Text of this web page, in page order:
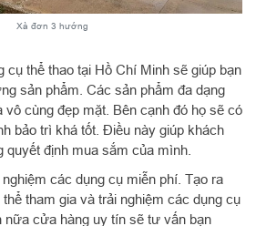
Xà đơn 3 hướng
cụ thể thao tại Hồ Chí Minh sẽ giúp bạn
sản phẩm. Các sản phẩm đa dạng
cùng đẹp mặt. Bên cạnh đó họ sẽ có
bảo trì khá tốt. Điều này giúp khách
quyết định mua sắm của mình.
các dụng cụ miễn phí. Tạo ra
tham gia và trải nghiệm các dụng cụ
nữa cửa hàng uy tín sẽ tư vấn bạn